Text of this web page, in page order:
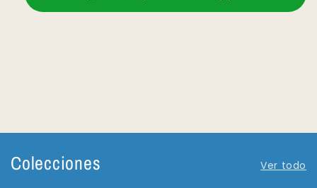
Colecciones Ver todo